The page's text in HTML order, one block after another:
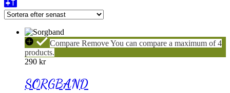
SORGBAND
CompareRemoveYou can compare a maximum of 4
products.
290 kr
SORGBAND